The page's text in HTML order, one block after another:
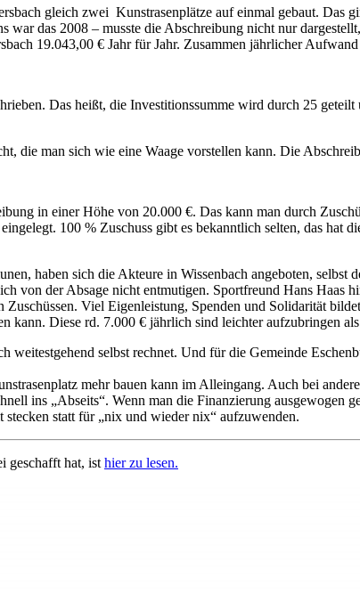
gleich zwei Kunstrasenplätze auf einmal gebaut. Das
das 2008 – musste die Abschreibung nicht nur
19.043,00 € Jahr für Jahr. Zusammen jährlicher
Das heißt, die Investitionssumme wird durch 25
die man sich wie eine Waage vorstellen kann. Die
in einer Höhe von 20.000 €. Das kann man durch
100 % Zuschuss gibt es bekanntlich selten, das hat
haben sich die Akteure in Wissenbach angeboten, selbst
von der Absage nicht entmutigen. Sportfreund Hans Haas
Viel Eigenleistung, Spenden und Solidarität
kann. Diese rd. 7.000 € jährlich sind leichter aufzubringen
selbst rechnet. Und für die Gemeinde
mehr bauen kann im Alleingang. Auch bei
ins „Abseits“. Wenn man die Finanzierung ausgewogen
statt für „nix und wieder nix“ aufzuwenden.
geschafft hat, ist hier zu lesen.